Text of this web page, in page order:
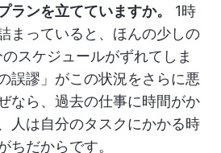
ランを立てていますか。
1時
まっていると、ほんの少しの
スケジュールがずれてしま
誤謬」がこの状況をさらに悪
なら、過去の仕事に時間がか
人は自分のタスクにかかる時
ちだからです。